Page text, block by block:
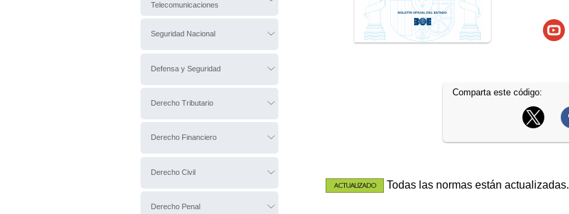
Telecomunicaciones
Seguridad Nacional
Defensa y Seguridad
Derecho Tributario
Derecho Financiero
Derecho Civil
Derecho Penal
Comparta este código:
Todas las normas están actualizadas.